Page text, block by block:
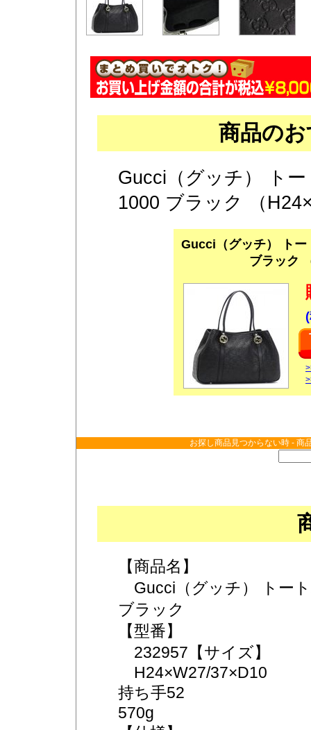
商品の
Gucci（グッチ） ト
1000 ブラック （
Gucci（グッチ） トー
ブラック
お探し商品見つからない時 - 商
【商品名】
Gucci（グッチ） トー
ブラック
【型番】
232957【サイズ】
H24×W27/37×D10
持ち手52
570g